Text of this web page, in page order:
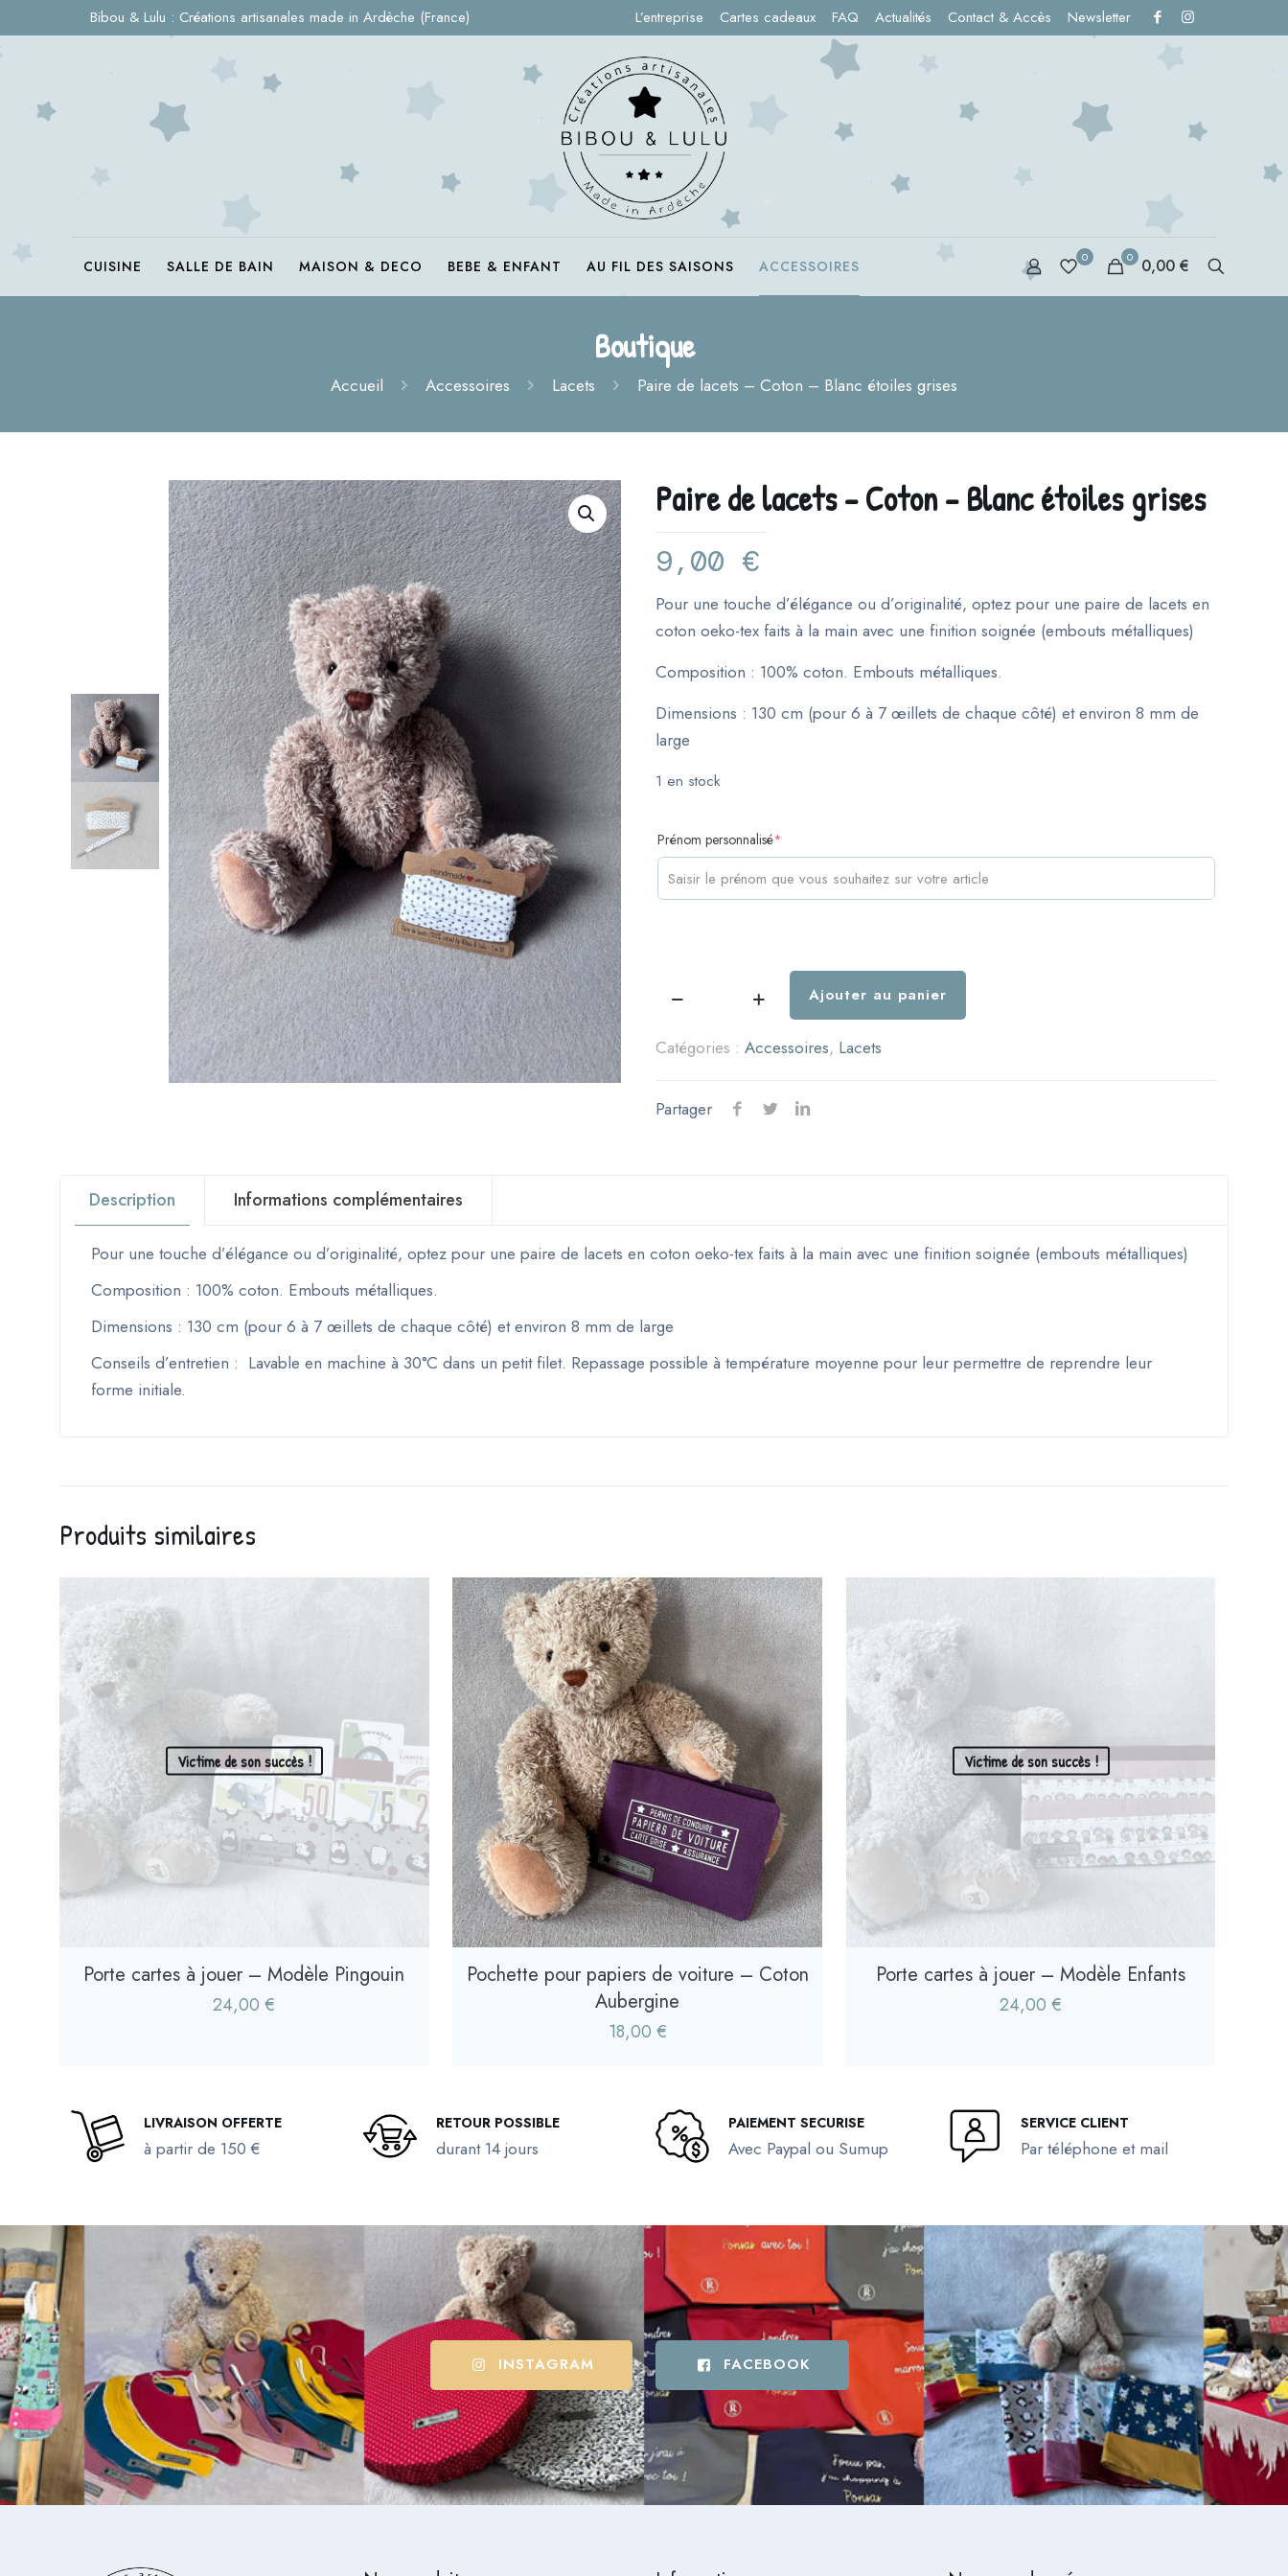
Bibou & Lulu : Créations artisanales made in Ardèche (France) L’entreprise Cartes cadeaux FAQ Actualités Contact & Accès Newsletter
CUISINE SALLE DE BAIN MAISON & DECO BEBE & ENFANT AU FIL DES SAISONS ACCESSOIRES 0 0 0,00 €
Boutique
Accueil Accessoires Lacets Paire de lacets – Coton – Blanc étoiles grises
Paire de lacets – Coton – Blanc étoiles grises
9,00 €
Pour une touche d’élégance ou d’originalité, optez pour une paire de lacets en
coton oeko-tex faits à la main avec une finition soignée (embouts métalliques)
Composition : 100% coton. Embouts métalliques.
Dimensions : 130 cm (pour 6 à 7 œillets de chaque côté) et environ 8 mm de
large
1 en stock
Prénom personnalisé*
quantité
Paire
lacets
étoiles
Ajouter au panier
Catégories : Accessoires, Lacets
Partager
Description Informations complémentaires
Pour une touche d’élégance ou d’originalité, optez pour une paire de lacets en coton oeko-tex faits à la main avec une finition soignée (embouts métalliques)
Composition : 100% coton. Embouts métalliques.
Dimensions : 130 cm (pour 6 à 7 œillets de chaque côté) et environ 8 mm de large
Conseils d’entretien : Lavable en machine à 30°C dans un petit filet. Repassage possible à température moyenne pour leur permettre de reprendre leur
forme initiale.
Produits similaires
Victime de son succès !
Porte cartes à jouer – Modèle Pingouin
24,00€
Pochette pour papiers de voiture – Coton
Aubergine
18,00 €
Victime de son succès !
Porte cartes à jouer – Modèle Enfants
24,00€
LIVRAISON OFFERTE
à partir de 150 €
RETOUR POSSIBLE
durant 14 jours
PAIEMENT SECURISE
Avec Paypal ou Sumup
SERVICE CLIENT
Par téléphone et mail
INSTAGRAM FACEBOOK